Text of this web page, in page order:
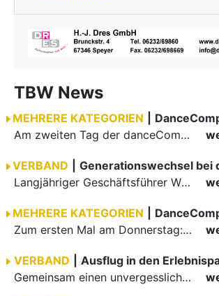
TBW News
MEHRERE KATEGORIEN
Am zweiten Tag der danceComp starteten die Turniere im großen Saal. Den Auftakt machte das größte Feld des Wochenendes: Im WDSF Open Senior III Standard gingen 141 Paare aufs Parkett.
VERBAND
Langjähriger Geschäftsführer Wilfried Scheible übergibt Verantwortung an Stephen Harnisch und Bernd Roßnagel Stuttgart, den 30. Juni 2026.
MEHRERE KATEGORIEN
Zum ersten Mal am Donnerstag: erster Tag der danceComp
VERBAND
Ausflug in den
Gemeinsam einen unvergesslichen Tag erleben